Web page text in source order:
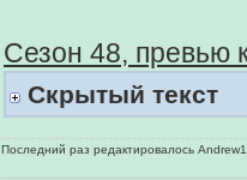
Сезон 48, превью
Скрытый текст
Последний раз редактировалось